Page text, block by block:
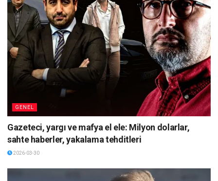
GENEL
Gazeteci, yargı ve mafya el ele: Milyon dolarlar,
sahte haberler, yakalama tehditleri
2026-03-30